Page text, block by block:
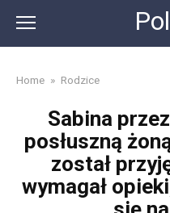
content
Home » Rodzice
Sabina
posłuszną
został
wymagał